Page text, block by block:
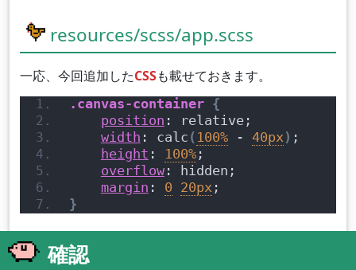
resources/scss/app.scss
一応、今回追加したCSSも載せておきます。
.canvas-container {
position : relative;
width : calc ( 100% - 40px ) ;
height : 100%;
overflow: hidden;
margin : 0 20px ;
}
確認